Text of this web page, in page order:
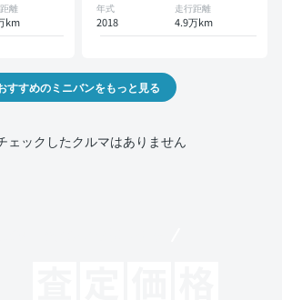
離
km
年式
2018
走行距離
4.9万km
すすめのミニバンをもっと見る
ェックしたクルマはありません